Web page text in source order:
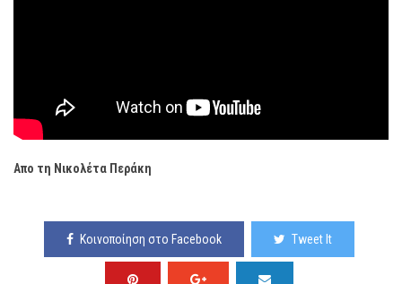
Απο τη Νικολέτα Περάκη
Κοινοποίηση στο Facebook Tweet It